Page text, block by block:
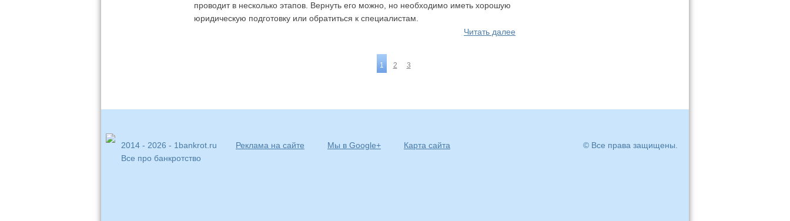
проводит в несколько этапов. Вернуть его можно, но необходимо иметь хорошую
юридическую подготовку или обратиться к специалистам.
Читать далее
1 2 3
2014 - 2026 - 1bankrot.ru
Все про банкротство
Реклама на сайте Мы в Google+ Карта сайта © Все права защищены.